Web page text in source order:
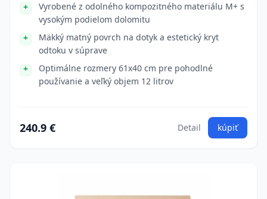
Vyrobené z odolného kompozitného materiálu M+ s
vysokým podielom dolomitu
Mäkký matný povrch na dotyk a estetický kryt
odtoku v súprave
Optimálne rozmery 61x40 cm pre pohodlné
používanie a veľký objem 12 litrov
240.9 € Detail kúpiť